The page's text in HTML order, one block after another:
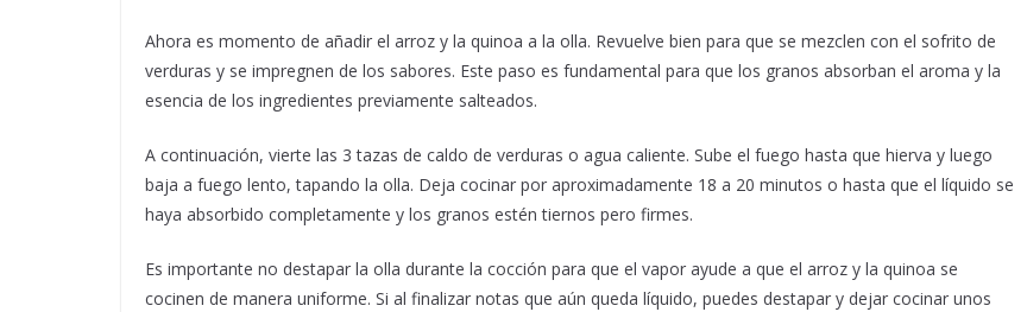
Ahora es momento de añadir el arroz y la quinoa a la olla. Revuelve bien para que se mezclen con el sofrito de
verduras y se impregnen de los sabores. Este paso es fundamental para que los granos absorban el aroma y la
esencia de los ingredientes previamente salteados.
A continuación, vierte las 3 tazas de caldo de verduras o agua caliente. Sube el fuego hasta que hierva y luego
baja a fuego lento, tapando la olla. Deja cocinar por aproximadamente 18 a 20 minutos o hasta que el líquido se
haya absorbido completamente y los granos estén tiernos pero firmes.
Es importante no destapar la olla durante la cocción para que el vapor ayude a que el arroz y la quinoa se
cocinen de manera uniforme. Si al finalizar notas que aún queda líquido, puedes destapar y dejar cocinar unos